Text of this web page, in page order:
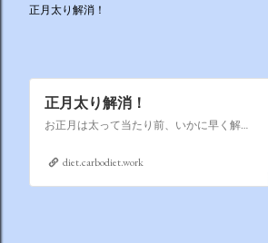
正月太り解消！
正月太り解消！
お正月は太って当たり前、いかに早く解消するかそれが課題なのです
diet.carbodiet.work